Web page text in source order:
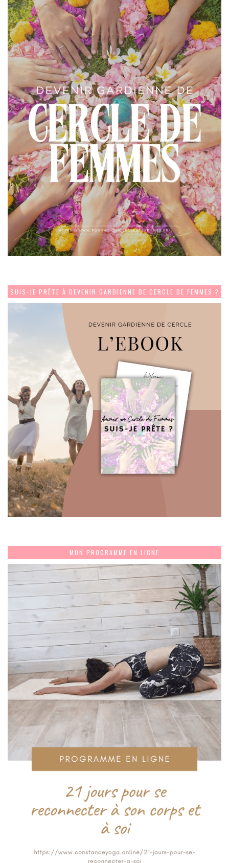
SUIS-JE PRÊTE À DEVENIR GARDIENNE DE CERCLE DE FEMMES ?
MON PROGRAMME EN LIGNE